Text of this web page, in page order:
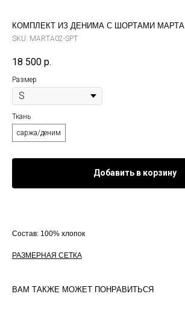
КОМПЛЕКТ ИЗ ДЕНИМА С ШОРТАМИ МАРТА
SKU: MARTA02-SPT
18 500 р.
Размер
Ткань
саржа/деним
Добавить в корзину
Состав: 100% хлопок
РАЗМЕРНАЯ СЕТКА
ВАМ ТАКЖЕ МОЖЕТ ПОНРАВИТЬСЯ